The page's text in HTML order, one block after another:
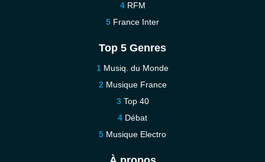
RFM
France Inter
Top 5 Genres
Musiq. du Monde
Musique France
Top 40
Débat
Musique Electro